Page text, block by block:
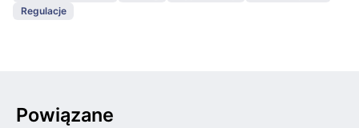
Regulacje
Powiązane